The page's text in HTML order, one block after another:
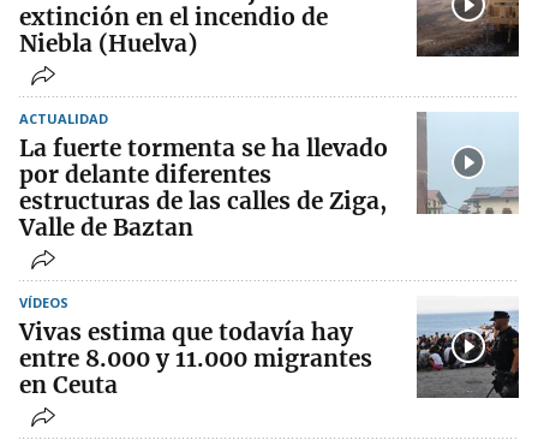
extinción en el incendio de
Niebla (Huelva)
ACTUALIDAD
La fuerte tormenta se ha llevado
por delante diferentes
estructuras de las calles de Ziga,
Valle de Baztan
VÍDEOS
Vivas estima que todavía hay
entre 8.000 y 11.000 migrantes
en Ceuta